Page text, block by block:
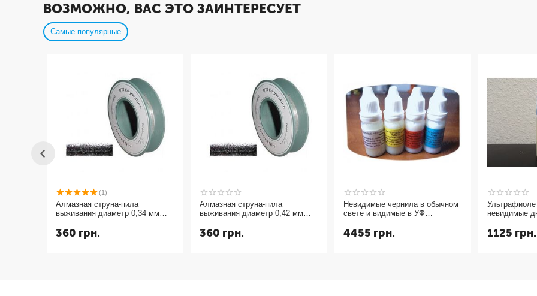
ВОЗМОЖНО, ВАС ЭТО ЗАИНТЕРЕСУЕТ
Самые популярные
(1)
Алмазная струна-пила
выживания диаметр 0,34 мм
360 грн.
Алмазная струна-пила
выживания диаметр 0,42 мм
360 грн.
Невидимые чернила в обычном
свете и видимые в УФ
СНЧП) чернила для струйного
принтера 4 цвета
4455 грн.
невидимые
yellow 10мл.
1125 грн.